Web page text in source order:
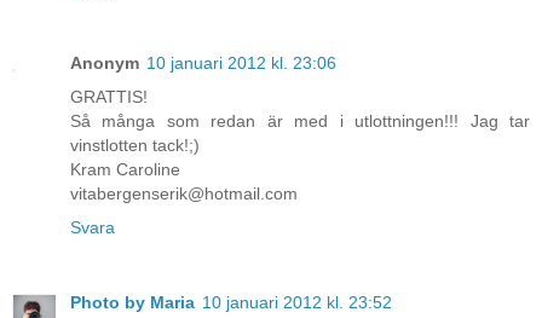
Anonym 10 januari 2012 kl. 23:06
GRATTIS!
Så många som redan är med i utlottningen!!! Jag tar
vinstlotten tack!;)
Kram Caroline
vitabergenserik@hotmail.com
Svara
Photo by Maria 10 januari 2012 kl. 23:52